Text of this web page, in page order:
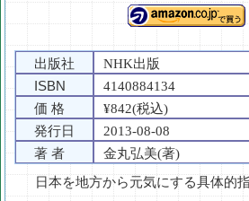
出版社
NHK出版
ISBN
4140884134
価 格
¥842(税込)
発行日
2013-08-08
著 者
金丸弘美(著)
日本を地方から元気にする具体的